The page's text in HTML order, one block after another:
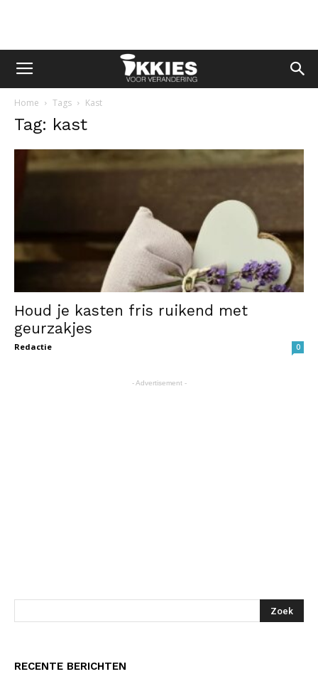
Home Tags Kast
Tag: kast
Houd je kasten fris ruikend met
geurzakjes
Redactie 0
- Advertisement -
RECENTE BERICHTEN